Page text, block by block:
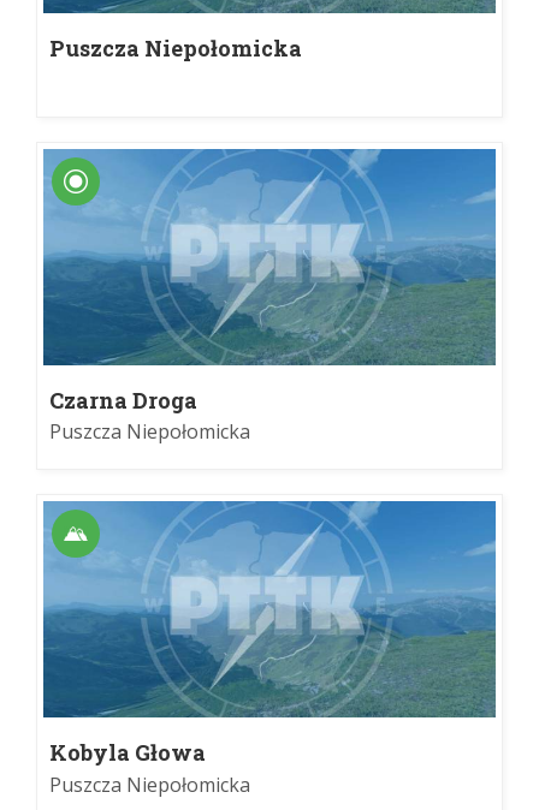
Puszcza Niepołomicka
Czarna Droga
Puszcza Niepołomicka
Kobyla Głowa
Puszcza Niepołomicka